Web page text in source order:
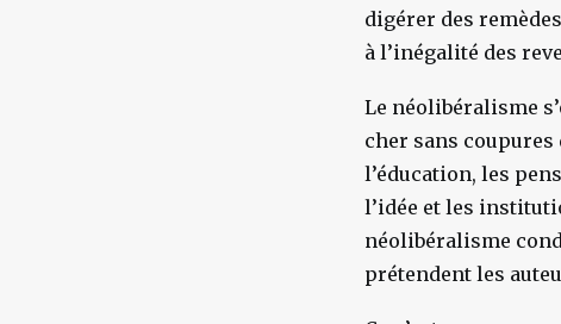
digérer des
à l’inégalité des
Le néolibéralisme
cher sans
l’éducation, les
l’idée et les
néolibéralisme
prétendent les